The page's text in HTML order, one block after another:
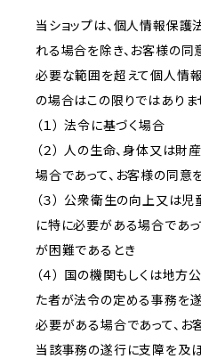
当ショップは、個人情報保
れる場合を除き、お客様の
必要な範囲を超えて個人情報
の場合はこの限りではありま
（１） 法令に基づく場合
（２） 人の生命、身体又は
場合であって、お客様の同意
（３） 公衆衛生の向上又は
に特に必要がある場合であ
が困難であるとき
（４） 国の機関もしくは地
た者が法令の定める事務を
必要がある場合であって、お
当該事務の遂行に支障を及